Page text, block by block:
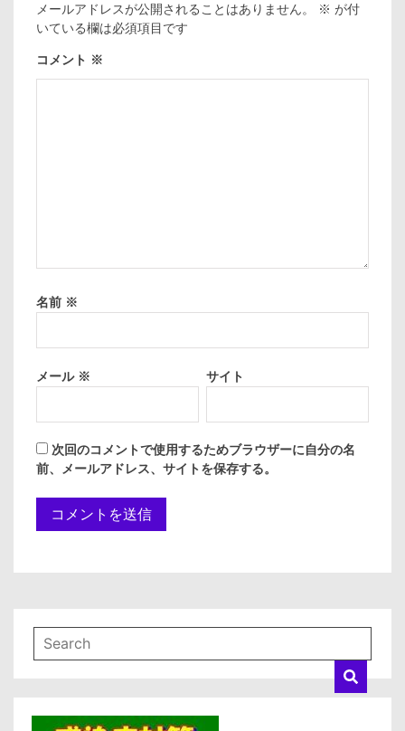
メールアドレスが公開されることはありません。 ※ が付
いている欄は必須項目です
コメント ※
名前 ※
メール ※ サイト
次回のコメントで使用するためブラウザーに自分の名
前、メールアドレス、サイトを保存する。